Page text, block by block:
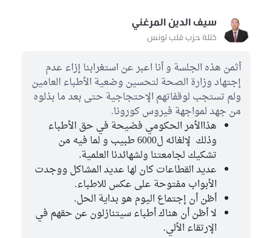
سيف الدين المرغني
كتلة حزب قلب تونس
أثمن هذه الجلسة و أنا اعبر عن استغرابنا إزاء عدم
إجتهاد وزارة الصحة لتحسين وضعية الأطباء العامين
ولم تستجب لوقفاتهم الإحتجاجية حتى بعد ما بذلوه
من جهد لمواجهة فيروس كورونا.
هذاالأمر الحكومي فضيحة في حق الأطباء
وذلك لإلغائه ل6000 طبيب و لما فيه من
تشكيك لجامعتنا ولشهائدنا العلمية.
عديد القطاعات كان لها عديد المشاكل ووجدت
الأبواب مفتوحة على عكس للاطباء.
أظن أن إجتماع اليوم هو بداية الحل.
لا أظن أن هناك أطباء سيتنازلون عن حقهم في
الإرتقاء الألي.